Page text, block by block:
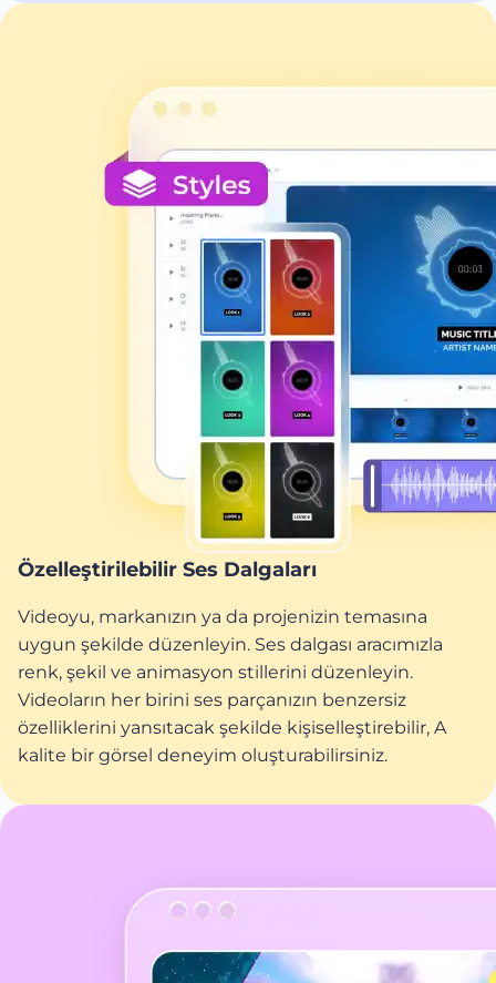
Özelleştirilebilir Ses Dalgaları
Videoyu, markanızın ya da projenizin temasına
uygun şekilde düzenleyin. Ses dalgası aracımızla
renk, şekil ve animasyon stillerini düzenleyin.
Videoların her birini ses parçanızın benzersiz
özelliklerini yansıtacak şekilde kişiselleştirebilir, A
kalite bir görsel deneyim oluşturabilirsiniz.